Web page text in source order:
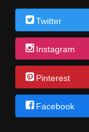
Twitter
Instagram
Pinterest
Facebook